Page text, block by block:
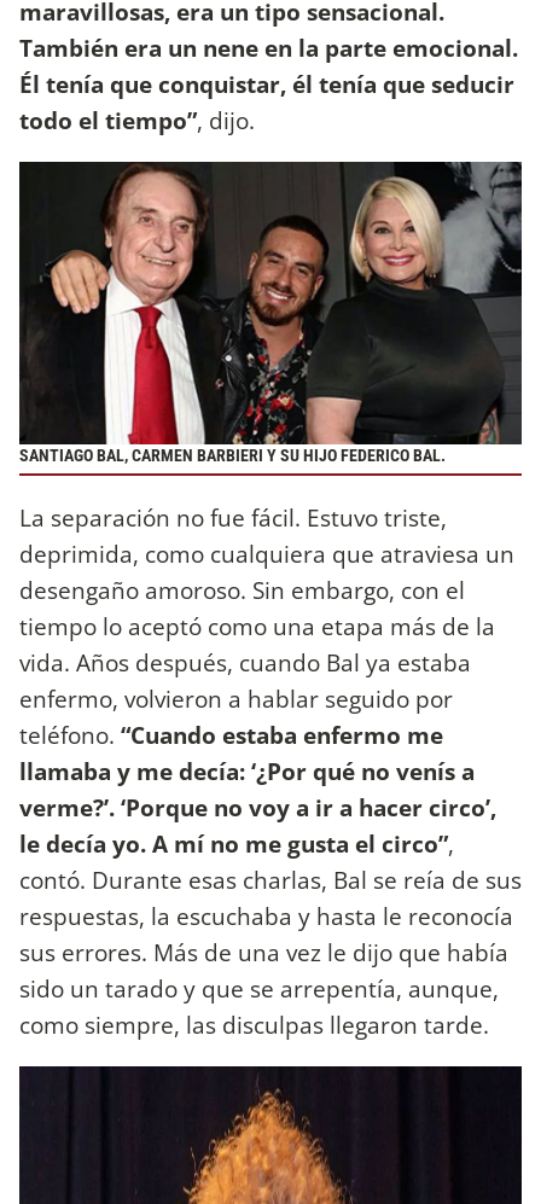
maravillosas, era un tipo sensacional.
También era un nene en la parte emocional.
Él tenía que conquistar, él tenía que seducir
todo el tiempo”, dijo.
SANTIAGO BAL, CARMEN BARBIERI Y SU HIJO FEDERICO BAL.
La separación no fue fácil. Estuvo triste,
deprimida, como cualquiera que atraviesa un
desengaño amoroso. Sin embargo, con el
tiempo lo aceptó como una etapa más de la
vida. Años después, cuando Bal ya estaba
enfermo, volvieron a hablar seguido por
teléfono. “Cuando estaba enfermo me
llamaba y me decía: ‘¿Por qué no venís a
verme?’. ‘Porque no voy a ir a hacer circo’,
le decía yo. A mí no me gusta el circo”,
contó. Durante esas charlas, Bal se reía de sus
respuestas, la escuchaba y hasta le reconocía
sus errores. Más de una vez le dijo que había
sido un tarado y que se arrepentía, aunque,
como siempre, las disculpas llegaron tarde.